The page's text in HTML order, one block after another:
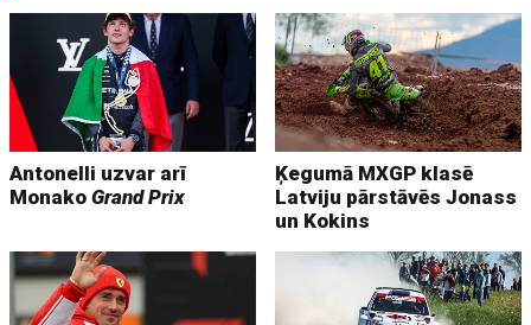
Antonelli uzvar arī
MonakoGrand Prix
Ķegumā MXGP klasē
Latviju pārstāvēs Jonass
un Kokins